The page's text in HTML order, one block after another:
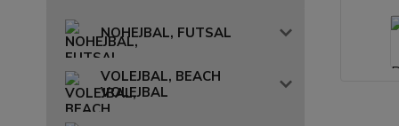
NOHEJBAL, FUTSAL
VOLEJBAL, BEACH
VOLEJBAL